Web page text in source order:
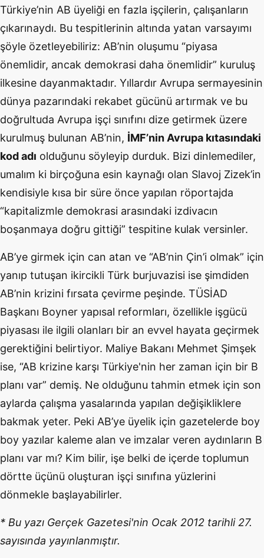
Türkiye’nin AB üyeliği en fazla işçilerin, çalışanların
çıkarınaydı. Bu tespitlerinin altında yatan varsayımı
şöyle özetleyebiliriz: AB’nin oluşumu “piyasa
önemlidir, ancak demokrasi daha önemlidir” kuruluş
ilkesine dayanmaktadır. Yıllardır Avrupa sermayesinin
dünya pazarındaki rekabet gücünü artırmak ve bu
doğrultuda Avrupa işçi sınıfını dize getirmek üzere
kurulmuş bulunan AB’nin, İMF’nin Avrupa kıtasındaki
kod adı olduğunu söyleyip durduk. Bizi dinlemediler,
umalım ki birçoğuna esin kaynağı olan Slavoj Zizek’in
kendisiyle kısa bir süre önce yapılan röportajda
“kapitalizmle demokrasi arasındaki izdivacın
boşanmaya doğru gittiği” tespitine kulak versinler.
AB’ye girmek için can atan ve “AB’nin Çin’i olmak” için
yanıp tutuşan ikircikli Türk burjuvazisi ise şimdiden
AB’nin krizini fırsata çevirme peşinde. TÜSİAD
Başkanı Boyner yapısal reformları, özellikle işgücü
piyasası ile ilgili olanları bir an evvel hayata geçirmek
gerektiğini belirtiyor. Maliye Bakanı Mehmet Şimşek
ise, “AB krizine karşı Türkiye'nin her zaman için bir B
planı var” demiş. Ne olduğunu tahmin etmek için son
aylarda çalışma yasalarında yapılan değişikliklere
bakmak yeter. Peki AB’ye üyelik için gazetelerde boy
boy yazılar kaleme alan ve imzalar veren aydınların B
planı var mı? Kim bilir, işe belki de içerde toplumun
dörtte üçünü oluşturan işçi sınıfına yüzlerini
dönmekle başlayabilirler.
* Bu yazı Gerçek Gazetesi'nin Ocak 2012 tarihli 27.
sayısında yayınlanmıştır.